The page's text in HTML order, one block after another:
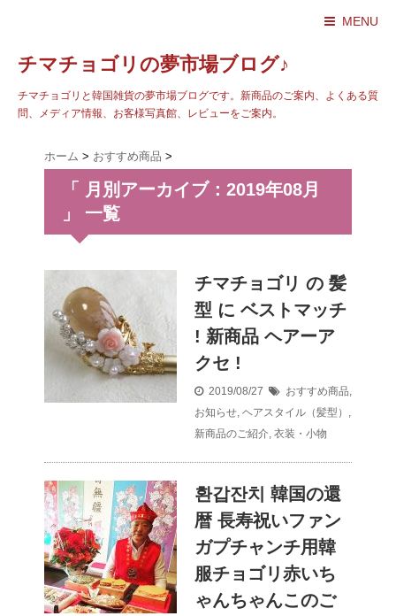
MENU
チマチョゴリの夢市場ブログ♪
チマチョゴリと韓国雑貨の夢市場ブログです。新商品のご案内、よくある質
問、メディア情報、お客様写真館、レビューをご案内。
ホーム > おすすめ商品 >
「 月別アーカイブ：2019年08月
」 一覧
チマチョゴリ の 髪
型 に ベストマッチ
! 新商品 ヘアーア
クセ !
2019/08/27 おすすめ商品,
お知らせ, ヘアスタイル（髪型） ,
新商品のご紹介, 衣装・小物
환갑잔치 韓国の還
暦 長寿祝いファン
ガプチャンチ用韓
服チョゴリ赤いち
ゃんちゃんこのご